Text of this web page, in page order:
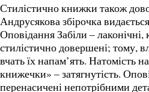
Стилістично книжки також
Андрусякова збірочка
Оповідання Забіли –
стилістично довершені; тому,
вчать їх напам’ять. Натомість
книжечки» – затягнутість.
перенасичені непотрібними